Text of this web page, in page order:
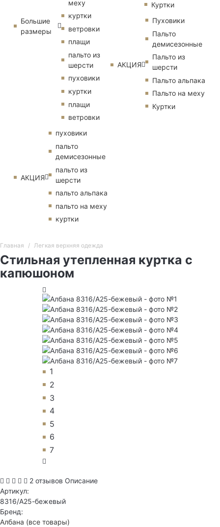
Большие
размеры
меху
куртки
ветровки
плащи
пальто из
шерсти
пуховики
куртки
плащи
ветровки
АКЦИЯ
пуховики
пальто
демисезонные
пальто из
шерсти
пальто альпака
пальто на меху
куртки
Куртки
АКЦИЯ
Пуховики
Пальто
демисезонные
Пальто из
шерсти
Пальто альпака
Пальто на меху
Куртки
Главная Легкая верхняя одежда
Стильная утепленная куртка с
капюшоном
1
2
3
4
5
6
7
2 отзывов Описание
Артикул:
8316/А25-бежевый
Бренд:
Албана (все товары)